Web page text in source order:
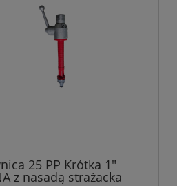
25 PP Krótka 1"
z nasadą strażacka